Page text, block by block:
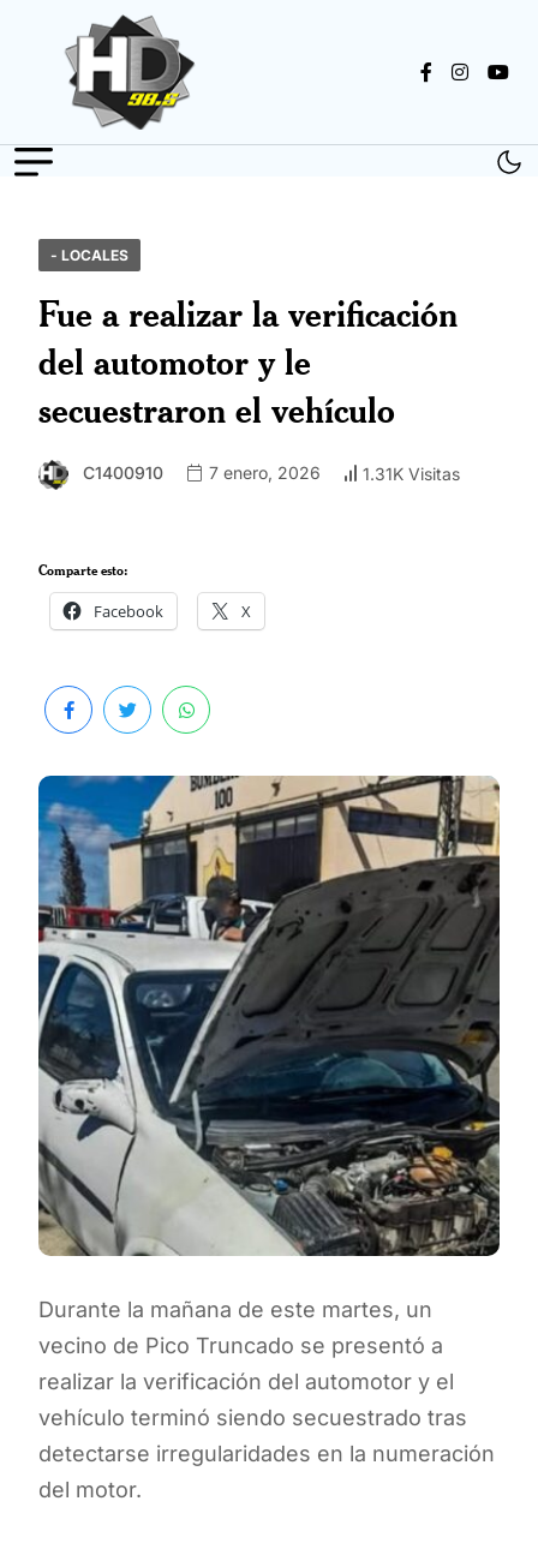
- LOCALES
Fue a realizar la verificación
del automotor y le
secuestraron el vehículo
C1400910 7 enero, 2026 1.31K Visitas
Comparte esto:
Facebook X
Durante la mañana de este martes, un
vecino de Pico Truncado se presentó a
realizar la verificación del automotor y el
vehículo terminó siendo secuestrado tras
detectarse irregularidades en la numeración
del motor.